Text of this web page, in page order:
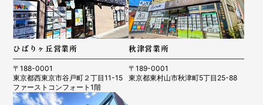
ひばりヶ丘営業所
〒188-0001
東京都西東京市谷戸町２丁目11-15
ファーストコンフォート1階
秋津営業所
〒189-0001
東京都東村山市秋津町5丁目25-88